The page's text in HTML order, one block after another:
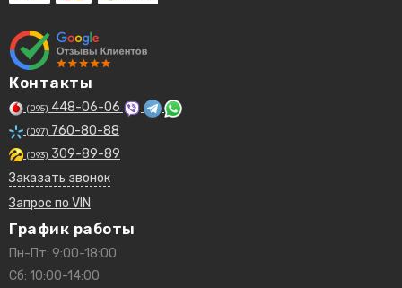
Контакты
(095) 448-06-06
(097) 760-80-88
(093) 309-89-89
Заказать звонок
Запрос по VIN
График работы
Пн-Пт: 9:00-18:00
Сб: 10:00-14:00